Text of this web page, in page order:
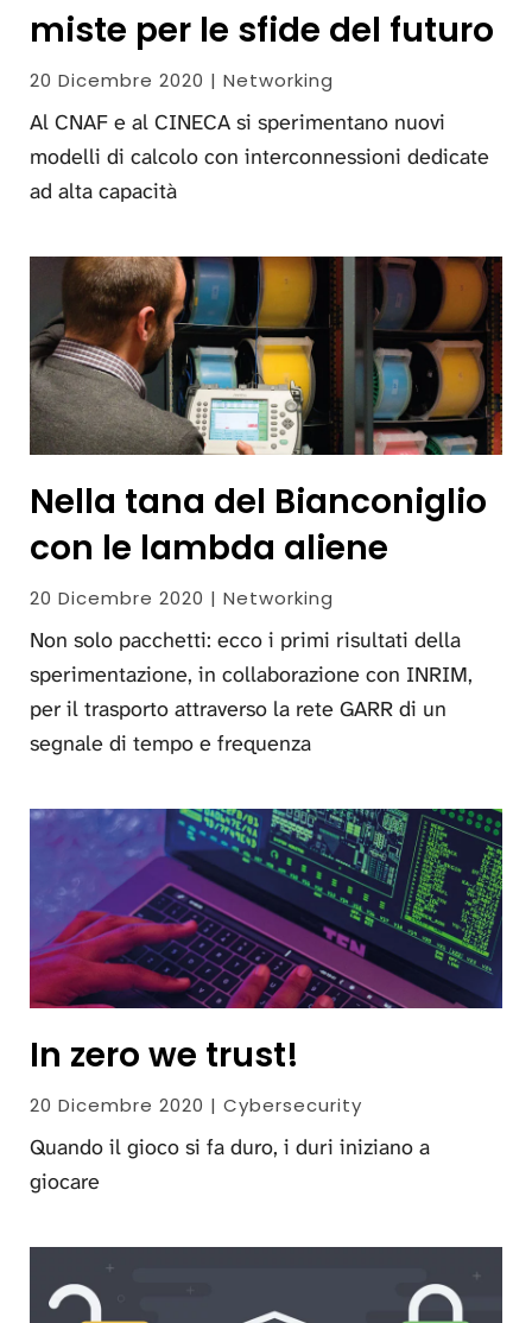
miste per le sfide del futuro
20 Dicembre 2020 | Networking
Al CNAF e al CINECA si sperimentano nuovi
modelli di calcolo con interconnessioni dedicate
ad alta capacità
Nella tana del Bianconiglio
con le lambda aliene
20 Dicembre 2020 | Networking
Non solo pacchetti: ecco i primi risultati della
sperimentazione, in collaborazione con INRIM,
per il trasporto attraverso la rete GARR di un
segnale di tempo e frequenza
In zero we trust!
20 Dicembre 2020 | Cybersecurity
Quando il gioco si fa duro, i duri iniziano a
giocare